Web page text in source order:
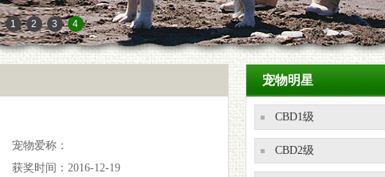
1 2 3
4
5
6
宠物爱称：
获奖时间： 2016-12-19
宠物明星
CBD1级
CBD2级